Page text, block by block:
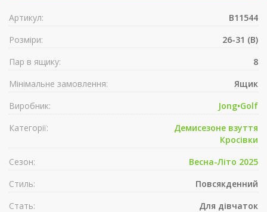
Артикул:
B11544
Розміри:
26-31 (B)
Пар в ящику:
8
Мінімальне замовлення:
Ящик
Виробник:
Jong•Golf
Категорії:
Демисезонe взуття
Кросівки
Сезон:
Весна-Літо 2025
Стиль:
Повсякденний
Стать:
Для дівчаток